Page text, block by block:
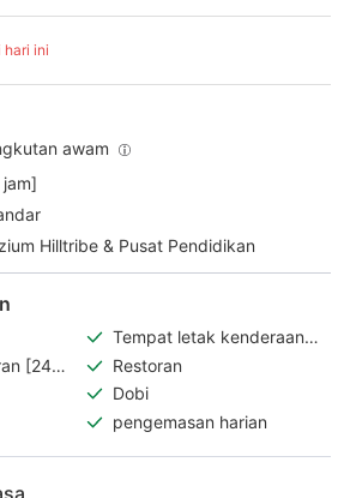
hari ini
awam
Hilltribe & Pusat Pendidikan
Tempat letak kenderaan
percuma
[24
Restoran
Dobi
pengemasan harian